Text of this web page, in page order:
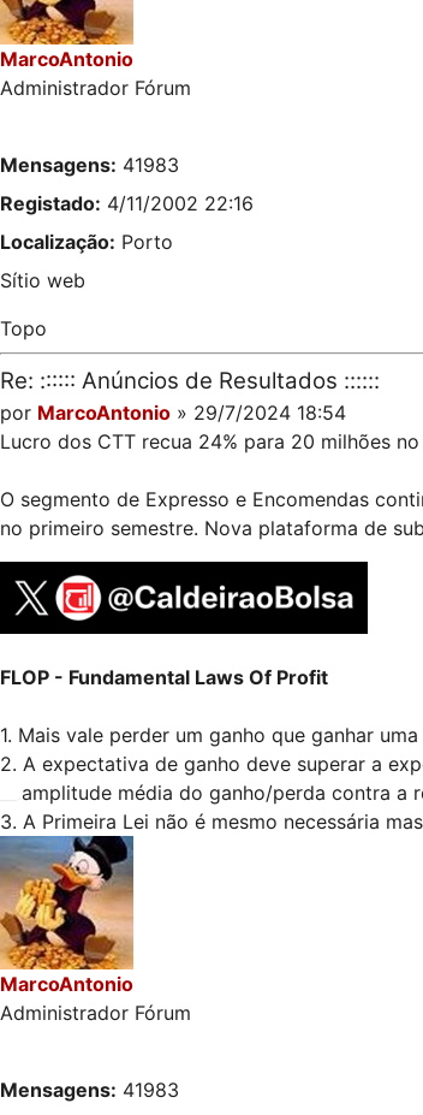
MarcoAntonio
Administrador Fórum
Mensagens: 41983
Registado: 4/11/2002 22:16
Localização: Porto
Sítio web
Topo
Re: :::::: Anúncios de Resultados ::::::
por MarcoAntonio » 29/7/2024 18:54
Lucro dos CTT recua 24% para 20 milhões
O segmento de Expresso e Encomendas
no primeiro semestre. Nova plataforma de
FLOP - Fundamental Laws Of Profit
1. Mais vale perder um ganho que ganhar
2. A expectativa de ganho deve superar a
amplitude média do ganho/perda contra a
3. A Primeira Lei não é mesmo necessária
MarcoAntonio
Administrador Fórum
Mensagens: 41983